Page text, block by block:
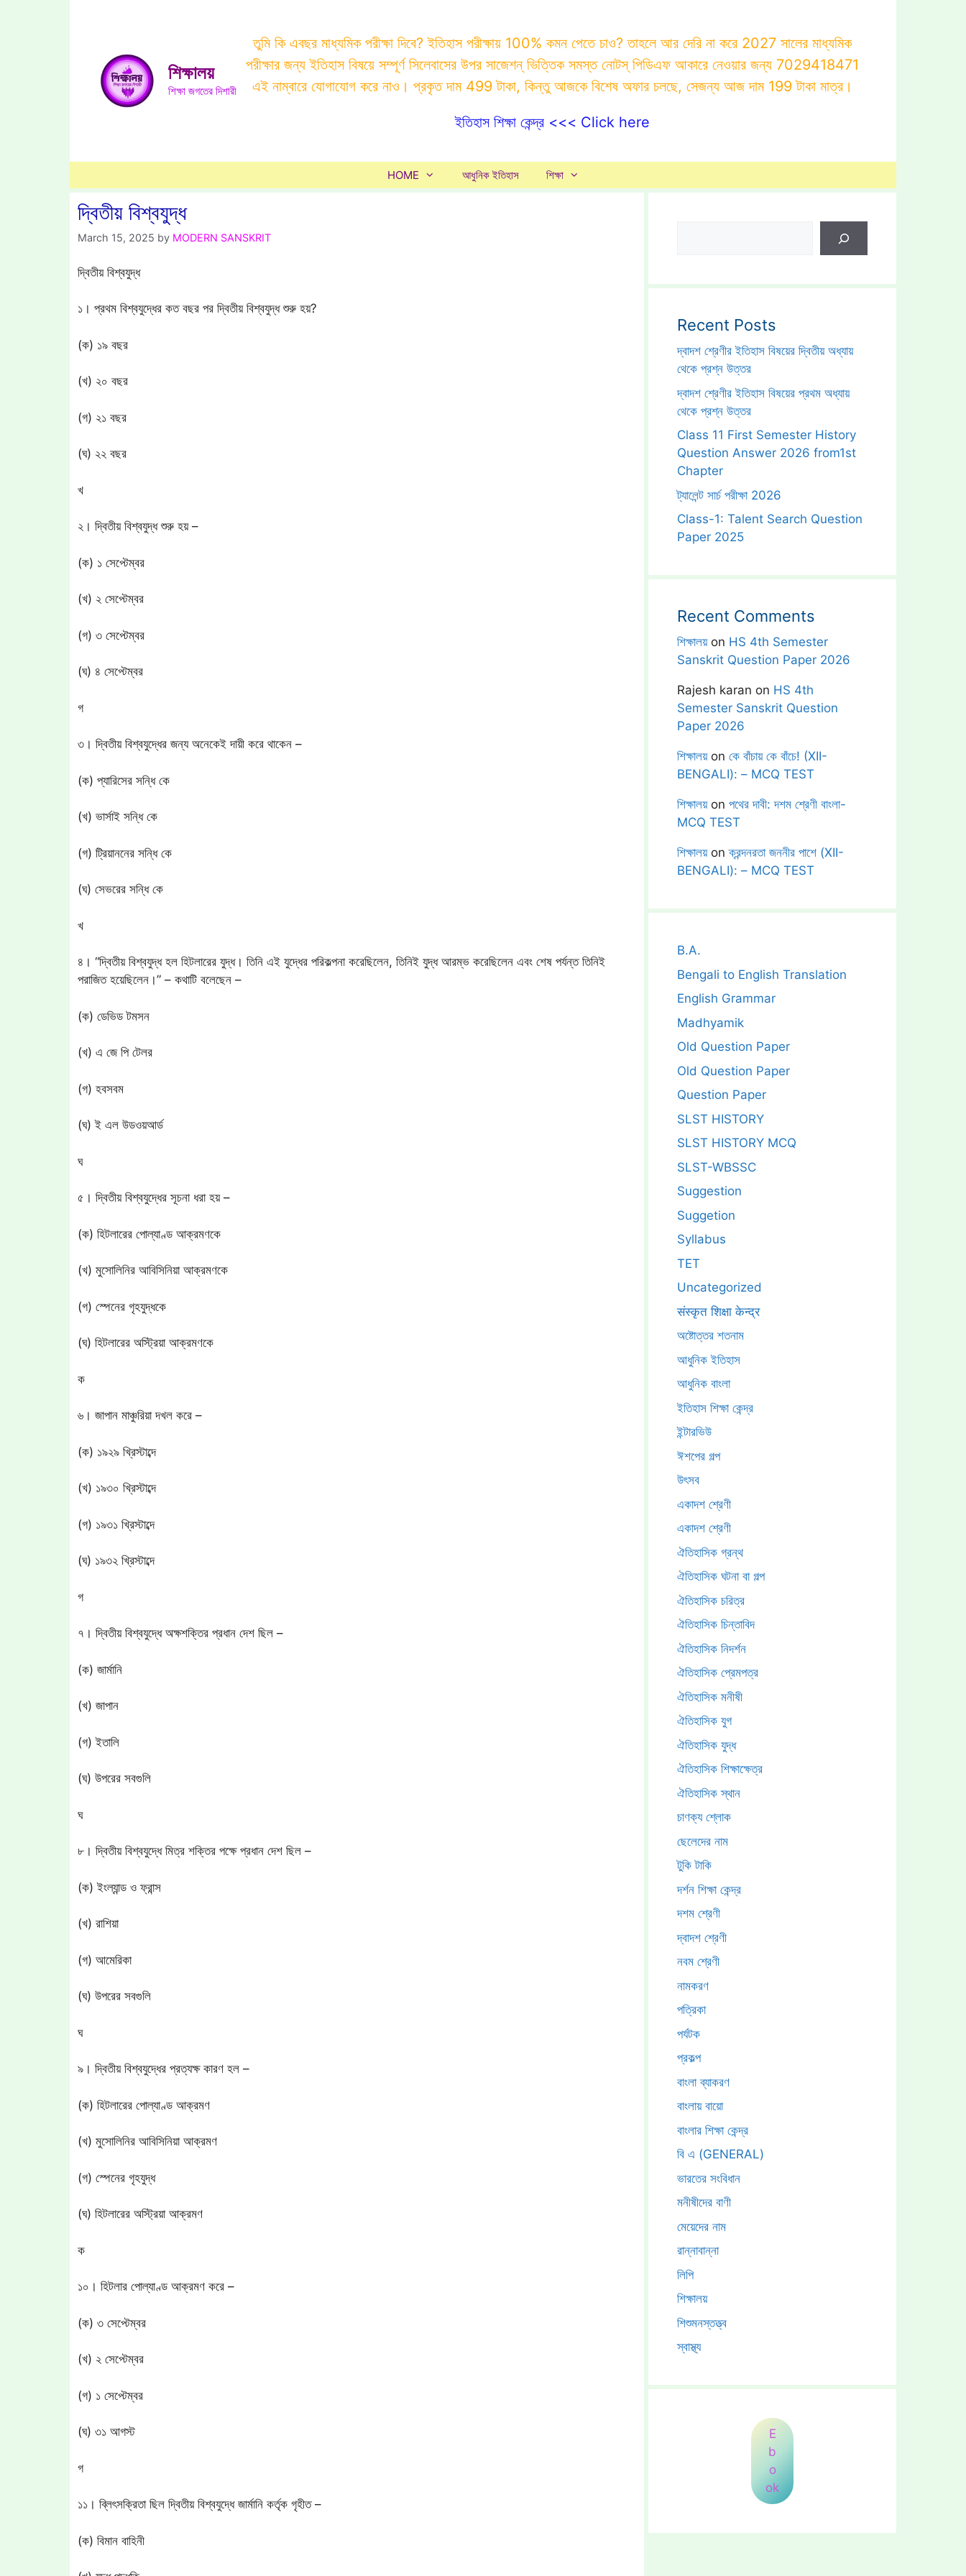
শিক্ষালয়
শিক্ষা জগতের দিশারী
তুমি কি এবছর মাধ্যমিক পরীক্ষা দিবে? ইতিহাস পরীক্ষায় 100% কমন পেতে চাও? তাহলে আর দেরি না করে 2027 সালের মাধ্যমিক
পরীক্ষার জন্য ইতিহাস বিষয়ে সম্পূর্ণ সিলেবাসের উপর সাজেশন্ ভিত্তিক সমস্ত নোটস্ পিডিএফ আকারে নেওয়ার জন্য 7029418471
এই নাম্বারে যোগাযোগ করে নাও। প্রকৃত দাম 499 টাকা, কিন্তু আজকে বিশেষ অফার চলছে, সেজন্য আজ দাম 199 টাকা মাত্র।
ইতিহাস শিক্ষা কেন্দ্র <<< Click here
HOME আধুনিক ইতিহাস শিক্ষা
দ্বিতীয় বিশ্বযুদ্ধ
March 15, 2025 by MODERN SANSKRIT
দ্বিতীয় বিশ্বযুদ্ধ
১। প্রথম বিশ্বযুদ্ধের কত বছর পর দ্বিতীয় বিশ্বযুদ্ধ শুরু হয়?
(ক) ১৯ বছর
(খ) ২০ বছর
(গ) ২১ বছর
(ঘ) ২২ বছর
খ
২। দ্বিতীয় বিশ্বযুদ্ধ শুরু হয় –
(ক) ১ সেপ্টেম্বর
(খ) ২ সেপ্টেম্বর
(গ) ৩ সেপ্টেম্বর
(ঘ) ৪ সেপ্টেম্বর
গ
৩। দ্বিতীয় বিশ্বযুদ্ধের জন্য অনেকেই দায়ী করে থাকেন –
(ক) প্যারিসের সন্ধি কে
(খ) ভার্সাই সন্ধি কে
(গ) ট্রিয়াননের সন্ধি কে
(ঘ) সেভরের সন্ধি কে
খ
৪। “দ্বিতীয় বিশ্বযুদ্ধ হল হিটলারের যুদ্ধ। তিনি এই যুদ্ধের পরিকল্পনা করেছিলেন, তিনিই যুদ্ধ আরম্ভ করেছিলেন এবং শেষ পর্যন্ত তিনিই
পরাজিত হয়েছিলেন।” – কথাটি বলেছেন –
(ক) ডেভিড টমসন
(খ) এ জে পি টেলর
(গ) হবসবম
(ঘ) ই এল উডওয়আর্ড
ঘ
৫। দ্বিতীয় বিশ্বযুদ্ধের সূচনা ধরা হয় –
(ক) হিটলারের পোল্যাণ্ড আক্রমণকে
(খ) মুসোলিনির আবিসিনিয়া আক্রমণকে
(গ) স্পেনের গৃহযুদ্ধকে
(ঘ) হিটলারের অস্ট্রিয়া আক্রমণকে
ক
৬। জাপান মাঞ্চুরিয়া দখল করে –
(ক) ১৯২৯ খ্রিস্টাব্দে
(খ) ১৯৩০ খ্রিস্টাব্দে
(গ) ১৯৩১ খ্রিস্টাব্দে
(ঘ) ১৯৩২ খ্রিস্টাব্দে
গ
৭। দ্বিতীয় বিশ্বযুদ্ধে অক্ষশক্তির প্রধান দেশ ছিল –
(ক) জার্মানি
(খ) জাপান
(গ) ইতালি
(ঘ) উপরের সবগুলি
ঘ
৮। দ্বিতীয় বিশ্বযুদ্ধে মিত্র শক্তির পক্ষে প্রধান দেশ ছিল –
(ক) ইংল্যান্ড ও ফ্রান্স
(খ) রাশিয়া
(গ) আমেরিকা
(ঘ) উপরের সবগুলি
ঘ
৯। দ্বিতীয় বিশ্বযুদ্ধের প্রত্যক্ষ কারণ হল –
(ক) হিটলারের পোল্যাণ্ড আক্রমণ
(খ) মুসোলিনির আবিসিনিয়া আক্রমণ
(গ) স্পেনের গৃহযুদ্ধ
(ঘ) হিটলারের অস্ট্রিয়া আক্রমণ
ক
১০। হিটলার পোল্যাণ্ড আক্রমণ করে –
(ক) ৩ সেপ্টেম্বর
(খ) ২ সেপ্টেম্বর
(গ) ১ সেপ্টেম্বর
(ঘ) ৩১ আগস্ট
গ
১১। ব্লিৎসক্রিতা ছিল দ্বিতীয় বিশ্বযুদ্ধে জার্মানি কর্তৃক গৃহীত –
(ক) বিমান বাহিনী
Recent Posts
দ্বাদশ শ্রেণীর ইতিহাস বিষয়ের দ্বিতীয় অধ্যায়
থেকে প্রশ্ন উত্তর
দ্বাদশ শ্রেণীর ইতিহাস বিষয়ের প্রথম অধ্যায়
থেকে প্রশ্ন উত্তর
Class 11 First Semester History
Question Answer 2026 from1st
Chapter
ট্যালেন্ট সার্চ পরীক্ষা 2026
Class-1: Talent Search Question
Paper 2025
Recent Comments
শিক্ষালয়on HS 4th Semester
Sanskrit Question Paper 2026
Rajesh karan on HS 4th
Semester Sanskrit Question
Paper 2026
শিক্ষালয়on কে বাঁচায় কে বাঁচে! (XII-
BENGALI): – MCQ TEST
শিক্ষালয়on পথের দাবী: দশম শ্রেণী বাংলা-
MCQ TEST
শিক্ষালয়onক্রন্দনরতা জননীর পাশে (XII-
BENGALI): – MCQ TEST
B.A.
Bengali to English Translation
English Grammar
Madhyamik
Old Question Paper
Old Question Paper
Question Paper
SLST HISTORY
SLST HISTORY MCQ
SLST-WBSSC
Suggestion
Suggetion
Syllabus
TET
Uncategorized
संस्कृत शिक्षा केन्द्र
অষ্টোত্তর শতনাম
আধুনিক ইতিহাস
আধুনিক বাংলা
ইতিহাস শিক্ষা কেন্দ্র
ইন্টারভিউ
ঈশপের গল্প
উৎসব
একাদশ শ্রেণী
একাদশ শ্রেণী
ঐতিহাসিক গ্রন্থ
ঐতিহাসিক ঘটনা বা গল্প
ঐতিহাসিক চরিত্র
ঐতিহাসিক চিন্তাবিদ
ঐতিহাসিক নিদর্শন
ঐতিহাসিক প্রেমপত্র
ঐতিহাসিক মনীষী
ঐতিহাসিক যুগ
ঐতিহাসিক যুদ্ধ
ঐতিহাসিক শিক্ষাক্ষেত্র
ঐতিহাসিক স্থান
চাণক্য শ্লোক
ছেলেদের নাম
টুকি টাকি
দর্শন শিক্ষা কেন্দ্র
দশম শ্রেণী
দ্বাদশ শ্রেণী
নবম শ্রেণী
নামকরণ
পত্রিকা
পর্যটক
প্রকল্প
বাংলা ব্যাকরণ
বাংলায় বায়ো
বাংলার শিক্ষা কেন্দ্র
বি এ (GENERAL)
ভারতের সংবিধান
মনীষীদের বাণী
মেয়েদের নাম
রান্নাবান্না
লিপি
শিক্ষালয়
শিশুমনস্তত্ত্ব
স্বাস্থ্য
E
b
o
ok